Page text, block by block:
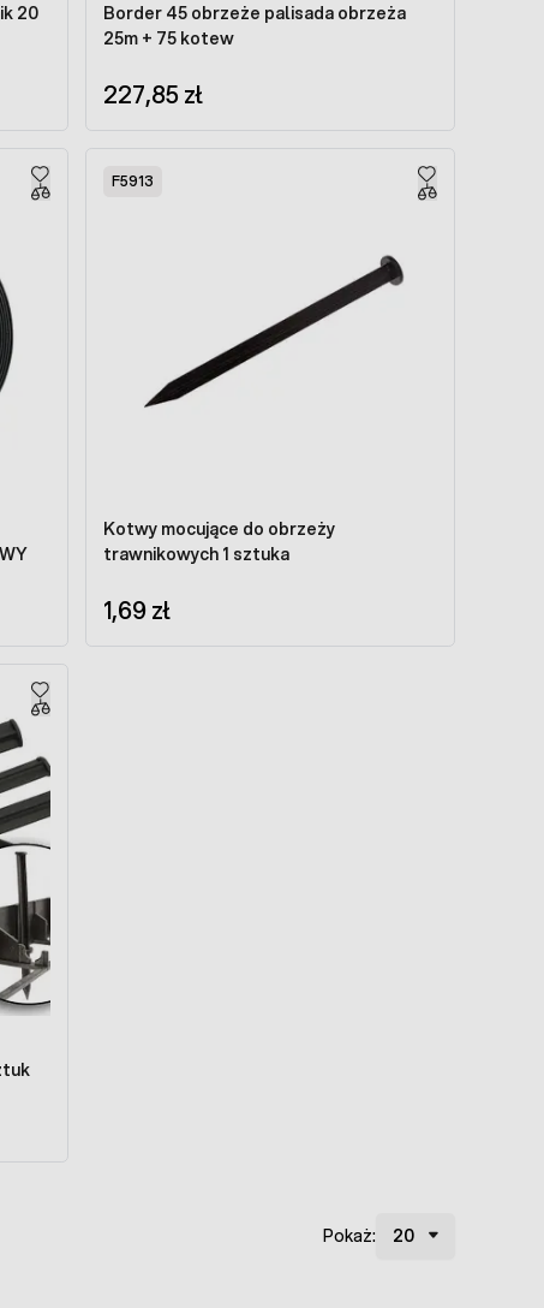
20
Border 45 obrzeże palisada obrzeża
25m + 75 kotew
227,85 zł
F5913
Kotwy mocujące do obrzeży
trawnikowych 1 sztuka
1,69 zł
Pokaż: